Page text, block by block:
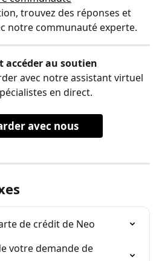
trouvez des réponses et
notre communauté experte.
accéder au soutien
avec notre assistant virtuel
en direct.
avec nous
de crédit de Neo
votre demande de